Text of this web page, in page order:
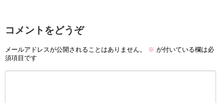
コメントをどうぞ
メールアドレスが公開されることはありません。 ※ が付いている欄は必
須項目です